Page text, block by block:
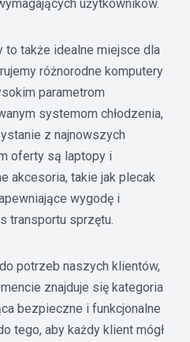
użytkowników.
to także idealne miejsce dla
różnorodne komputery
parametrom
systemom chłodzenia,
z najnowszych
oferty są laptopy i
akcesoria, takie jak plecak
wygodę i
transportu sprzętu.
potrzeb naszych klientów,
znajduje się kategoria
bezpieczne i funkcjonalne
tego, aby każdy klient mógł